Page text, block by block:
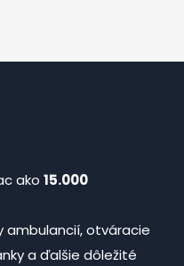
ako 15.000
ambulancií, otváracie
a ďalšie dôležité